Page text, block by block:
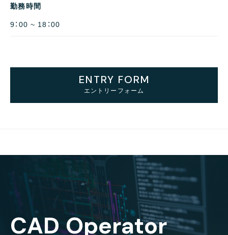
勤務時間
9：00 ~ 18：00
ENTRY FORM
エントリーフォーム
CAD Operator